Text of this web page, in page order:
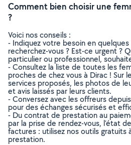
Comment bien choisir une
?
Voici nos conseils :
- Indiquez votre besoin en
recherchez-vous ? Est-ce urgent ?
particulier ou professionnel,
- Consultez la liste de toutes les
proches de chez vous à Dirac ! Sur
services proposés, les photos de
et avis laissés par leurs clients.
- Conversez avec les offreurs
pour des échanges sécurisés et
- Du contrat de prestation au
par la prise de rendez-vous, l’état
factures : utilisez nos outils
prestation.